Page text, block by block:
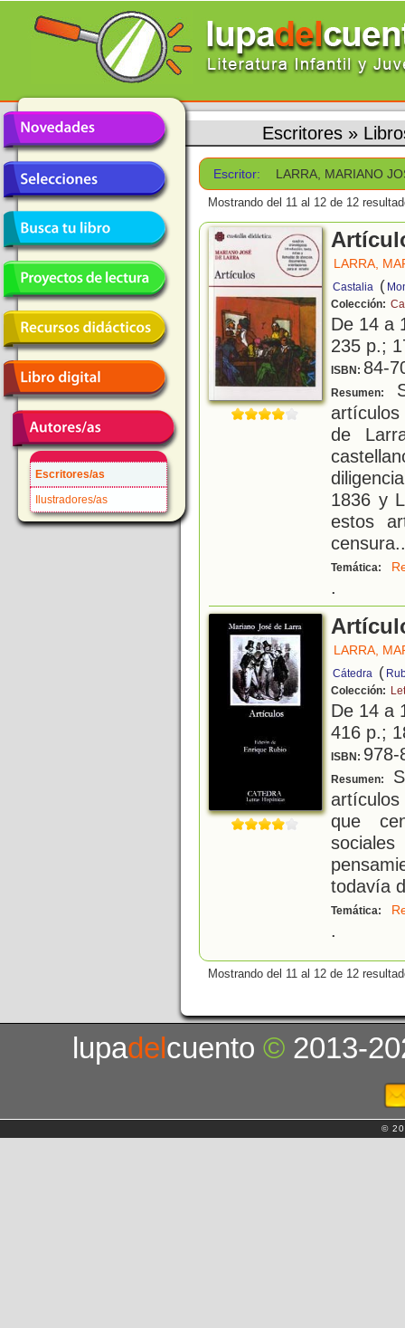
Escritores/as
Ilustradores/as
Escritores »
Escritor: LARRA, MARIANO
Mostrando del 11 al 12 de 12
LARRA,
Castalia (
Colección:
De 14 a
235 p.;
ISBN: 84-
Resumen:
de
1836 y
estos
censura
Temática:
.
LARRA,
Cátedra (
Colección:
De 14 a
416 p.;
ISBN: 978-
Resumen:
que
todavía
Temática:
.
Mostrando del 11 al 12 de 12
lupadelcuento© 2013-
©